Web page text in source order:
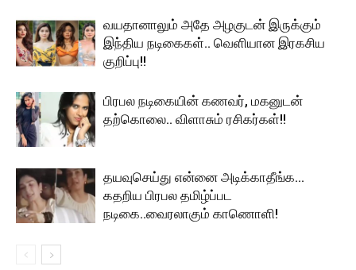
வயதானாலும் அதே அழகுடன் இருக்கும்
இந்திய நடிகைகள்.. வெளியான இரகசிய
குறிப்பு!!
பிரபல நடிகையின் கணவர், மகனுடன்
தற்கொலை.. விளாசும் ரசிகர்கள்!!
தயவுசெய்து என்னை அடிக்காதீங்க…
கதறிய பிரபல தமிழ்ப்பட
நடிகை..வைரலாகும் காணொளி!